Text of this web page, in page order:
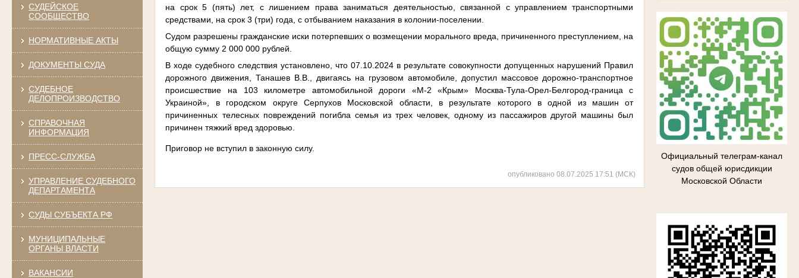
СУДЕЙСКОЕ
СООБЩЕСТВО
НОРМАТИВНЫЕ АКТЫ
ДОКУМЕНТЫ СУДА
СУДЕБНОЕ
ДЕЛОПРОИЗВОДСТВО
СПРАВОЧНАЯ
ИНФОРМАЦИЯ
ПРЕСС-СЛУЖБА
УПРАВЛЕНИЕ СУДЕБНОГО
ДЕПАРТАМЕНТА
СУДЫ СУБЪЕКТА РФ
МУНИЦИПАЛЬНЫЕ
ОРГАНЫ ВЛАСТИ
ВАКАНСИИ
Официальный телеграм-канал
судов общей юрисдикции
Московской Области
на срок 5 (пять) лет, с лишением права заниматься деятельностью, связанной с управлением транспортными
средствами, на срок 3 (три) года, с отбыванием наказания в колонии-поселении.
Судом разрешены гражданские иски потерпевших о возмещении морального вреда, причиненного преступлением, на
общую сумму 2 000 000 рублей.
В ходе судебного следствия установлено, что 07.10.2024 в результате совокупности допущенных нарушений Правил
дорожного движения, Танашев В.В., двигаясь на грузовом автомобиле, допустил массовое дорожно-транспортное
происшествие на 103 километре автомобильной дороги «М-2 «Крым» Москва-Тула-Орел-Белгород-граница с
Украиной», в городском округе Серпухов Московской области, в результате которого в одной из машин от
причиненных телесных повреждений погибла семья из трех человек, одному из пассажиров другой машины был
причинен тяжкий вред здоровью.
Приговор не вступил в законную силу.
опубликовано 08.07.2025 17:51 (МСК)